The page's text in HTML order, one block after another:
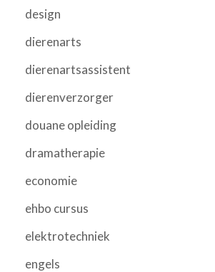
design
dierenarts
dierenartsassistent
dierenverzorger
douane opleiding
dramatherapie
economie
ehbo cursus
elektrotechniek
engels